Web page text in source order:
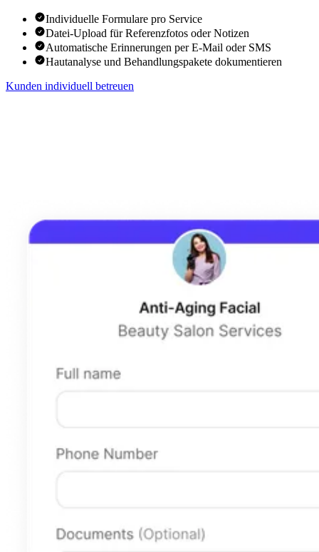
Individuelle Formulare pro Service
Datei-Upload für Referenzfotos oder Notizen
Automatische Erinnerungen per E-Mail oder SMS
Hautanalyse und Behandlungspakete dokumentieren
Kunden individuell betreuen